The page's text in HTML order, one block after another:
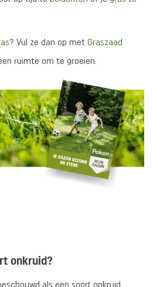
? Vul ze dan op met Graszaad
ruimte om te groeien.
onkruid?